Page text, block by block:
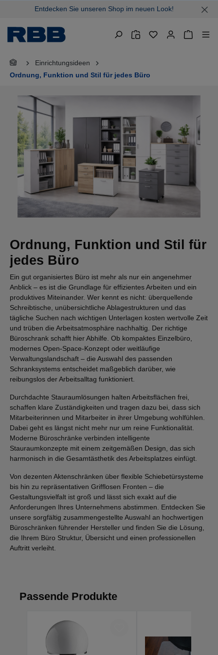
springenEntdecken Sie unseren Shop im neuen Look!
Einrichtungsideen
Ordnung, Funktion und Stil für jedes Büro
Ordnung, Funktion und Stil für
jedes Büro
Ein gut organisiertes Büro ist mehr als nur ein angenehmer
Anblick – es ist die Grundlage für effizientes Arbeiten und ein
produktives Miteinander. Wer kennt es nicht: überquellende
Schreibtische, unübersichtliche Ablagestrukturen und das
tägliche Suchen nach wichtigen Unterlagen kosten wertvolle Zeit
und trüben die Arbeitsatmosphäre nachhaltig. Der richtige
Büroschrank schafft hier Abhilfe. Ob kompaktes Einzelbüro,
modernes Open-Space-Konzept oder weitläufige
Verwaltungslandschaft – die Auswahl des passenden
Schranksystems entscheidet maßgeblich darüber, wie
reibungslos der Arbeitsalltag funktioniert.
Durchdachte Stauraumlösungen halten Arbeitsflächen frei,
schaffen klare Zuständigkeiten und tragen dazu bei, dass sich
Mitarbeiterinnen und Mitarbeiter in ihrer Umgebung wohlfühlen.
Dabei geht es längst nicht mehr nur um reine Funktionalität.
Moderne Büroschränke verbinden intelligente
Stauraumkonzepte mit einem zeitgemäßen Design, das sich
harmonisch in die Gesamtästhetik des Arbeitsplatzes einfügt.
Von dezenten Aktenschränken über flexible Schiebetürsysteme
bis hin zu repräsentativen Grifflosen Fronten – die
Gestaltungsvielfalt ist groß und lässt sich exakt auf die
Anforderungen Ihres Unternehmens abstimmen. Entdecken Sie
unsere sorgfältig zusammengestellte Auswahl an hochwertigen
Büroschränken führender Hersteller und finden Sie die Lösung,
die Ihrem Büro Struktur, Übersicht und einen professionellen
Auftritt verleiht.
Passende Produkte